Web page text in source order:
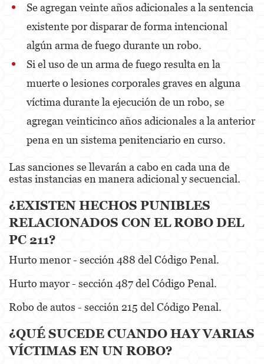
Driving with a Suspended License
Evading a Police Officer
Hit and Run
Vehicular Manslaughter
Drug Crimes
Possession Of A Controlled Substance
Possession Of A Controlled Substance For Sale
Possession Of Marijuana For Sale
Possession Of Methamphetamine
Pre-Trial Diversion For Drug Crimes
Prop 36
Transportation for Sale of a Controlled
Se agregan veinte años adicionales a la sentencia
existente por disparar de forma intencional
algún arma de fuego durante un robo.
Si el uso de un arma de fuego resulta en la
muerte o lesiones corporales graves en alguna
víctima durante la ejecución de un robo, se
agregan veinticinco años adicionales a la anterior
pena en un sistema penitenciario en curso.
Las sanciones se llevarán a cabo en cada una de
estas instancias en manera adicional y secuencial.
¿EXISTEN HECHOS PUNIBLES
RELACIONADOS CON EL ROBO DEL
PC 211?
Hurto menor - sección 488 del Código Penal.
Hurto mayor - sección 487 del Código Penal.
Robo de autos - sección 215 del Código Penal.
¿QUÉ SUCEDE CUANDO HAY VARIAS
VÍCTIMAS EN UN ROBO?